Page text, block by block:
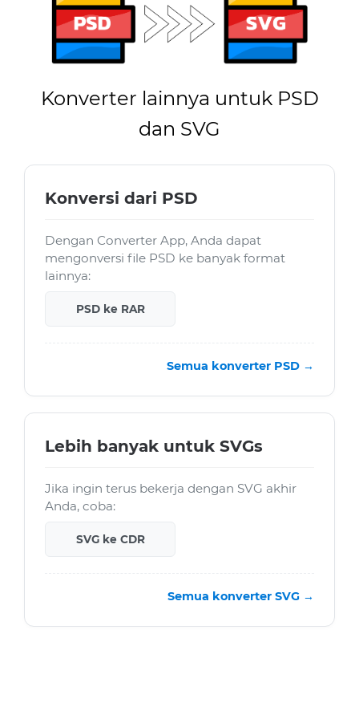
Konverter lainnya untuk PSD
dan SVG
Konversi dari PSD
Dengan Converter App, Anda dapat
mengonversi file PSD ke banyak format
lainnya:
PSD ke RAR
Semua konverter PSD →
Lebih banyak untuk SVGs
Jika ingin terus bekerja dengan SVG akhir
Anda, coba:
SVG ke CDR
Semua konverter SVG →